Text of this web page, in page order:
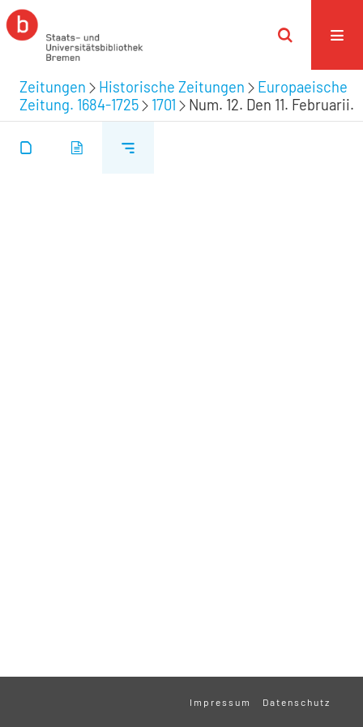
Zeitungen Historische Zeitungen
Europaeische
Zeitung. 1684-1725
1701 Num. 12. Den 11. Februarii.
Impressum Datenschutz